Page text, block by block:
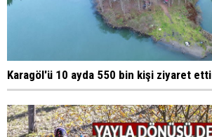
Karagöl'ü 10 ayda 550 bin kişi ziyaret etti